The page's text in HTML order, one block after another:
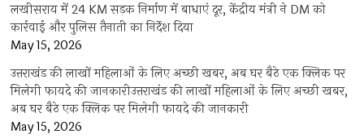
लखीसराय में 24 KM सड़क निर्माण में बाधाएं दूर, केंद्रीय मंत्री ने DM को
कार्रवाई और पुलिस तैनाती का निर्देश दिया
May 15, 2026
उत्तराखंड की लाखों महिलाओं के लिए अच्छी खबर, अब घर बैठे एक क्लिक पर
मिलेगी फायदे की जानकारीउत्तराखंड की लाखों महिलाओं के लिए अच्छी खबर,
अब घर बैठे एक क्लिक पर मिलेगी फायदे की जानकारी
May 15, 2026